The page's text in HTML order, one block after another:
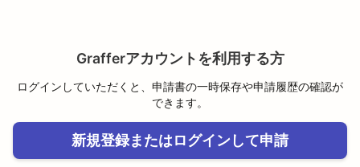
Grafferアカウントを利用する方
ログインしていただくと、申請書の一時保存や申請履歴の確認が
できます。
新規登録またはログインして申請